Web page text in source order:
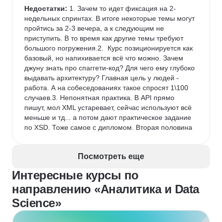
Недостатки: 1. Зачем то идет фиксация на 2-
недельных спринтах. В итоге некоторые темы могут
пройтись за 2-3 вечера, а к следующим не
приступить. В то время как другие темы требуют
большого погружения.2.  Курс позиционируется как
базовый, но напихивается всё что можно. Зачем
джуну знать про спаггети-код? Для чего ему глубоко
выдавать архитектуру? Главная цель у людей -
работа. А на собеседованиях такое спросят 1\100
случаев.3. Непонятная практика. В API прямо
пишут, мол XML устаревает, сейчас используют всё
меньше и тд... а потом дают практическое задание
по XSD. Тоже самое с дипломом. Вторая половина
ему трудоустроиться и работать?Есть ещё разные
описать их.
Комментарий: Если вам просто нужна мотивация
что то выучить в рамках системного анализа и у вас
есть друзья из профессии или вы сами уже что-то
Посмотреть еще
Интересные курсы по
направлению «Аналитика и Data
Science»